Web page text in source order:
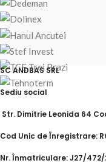
SC ANDBAS SRL
Sediu social
Str. Dimitrie Leonida 64
Cod Unic de Înregistrare:
Nr. Înmatriculare: J27/472/